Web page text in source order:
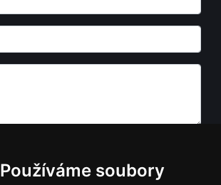
Používáme soubory